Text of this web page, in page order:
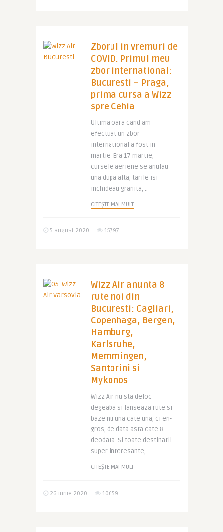
Zborul in vremuri de
COVID. Primul meu
zbor international:
Bucuresti – Praga,
prima cursa a Wizz
spre Cehia
Ultima oara cand am
efectuat un zbor
international a fost in
martie. Era 17 martie,
cursele aeriene se anulau
una dupa alta, tarile isi
inchideau granita, ..
CITEȘTE MAI MULT
5 august 2020 15797
Wizz Air anunta 8
rute noi din
Bucuresti: Cagliari,
Copenhaga, Bergen,
Hamburg,
Karlsruhe,
Memmingen,
Santorini si
Mykonos
Wizz Air nu sta deloc
degeaba si lanseaza rute si
baze nu una cate una, ci en-
gros, de data asta cate 8
deodata. Si toate destinatii
super-interesante, ..
CITEȘTE MAI MULT
26 iunie 2020 10659